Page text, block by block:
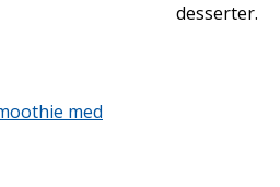
desserter.
med